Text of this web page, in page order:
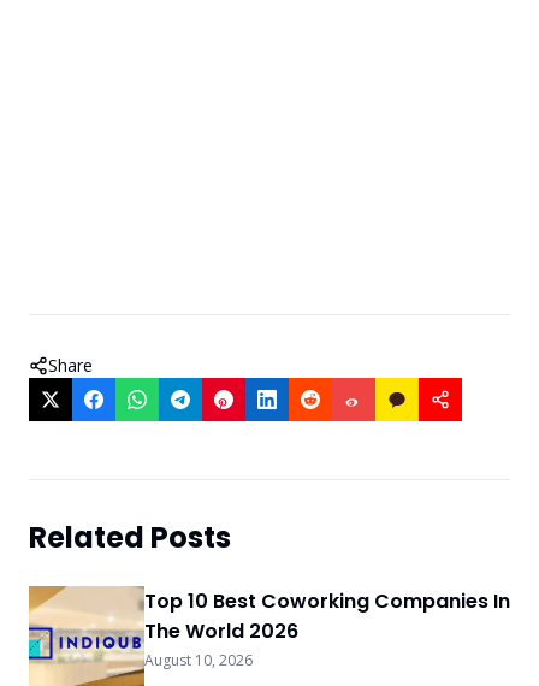
Share
Related Posts
Top 10 Best Coworking Companies In
The World 2026
August 10, 2026